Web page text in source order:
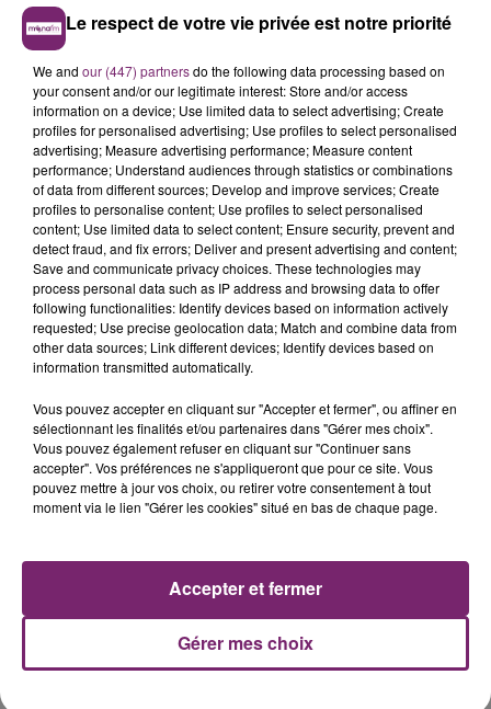
La Bulle - Guinguette éphémère
de Frelinghien !
éclipse solaire du 12 Août 2026
Le respect de votre vie privée est notre priorité
We and our (447) partnersdo the following data processing based on
your consent and/or our legitimate interest: Store and/or access
information on a device; Use limited data to select advertising; Create
profiles for personalised advertising; Use profiles to select personalised
advertising; Measure advertising performance; Measure content
performance; Understand audiences through statistics or combinations
of data from different sources; Develop and improve services; Create
profiles to personalise content; Use profiles to select personalised
content; Use limited data to select content; Ensure security, prevent and
detect fraud, and fix errors; Deliver and present advertising and content;
Save and communicate privacy choices. These technologies may
process personal data such as IP address and browsing data to offer
following functionalities: Identify devices based on information actively
requested; Use precise geolocation data; Match and combine data from
other data sources; Link different devices; Identify devices based on
information transmitted automatically.
Vous pouvez accepter en cliquant sur "Accepter et fermer", ou affiner en
sélectionnant les finalités et/ou partenaires dans "Gérer mes choix".
Vous pouvez également refuser en cliquant sur "Continuer sans
accepter". Vos préférences ne s'appliqueront que pour ce site. Vous
pouvez mettre à jour vos choix, ou retirer votre consentement à tout
moment via le lien "Gérer les cookies" situé en bas de chaque page.
Gérer mes choix
Accepter et fermer